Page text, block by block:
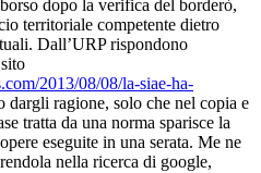
dopo la verifica del borderò,
territoriale competente dietro
Dall’URP rispondono
2013/08/08/la-siae-ha-
dargli ragione, solo che nel copia e
tratta da una norma sparisce la
eseguite in una serata. Me ne
nella ricerca di google,